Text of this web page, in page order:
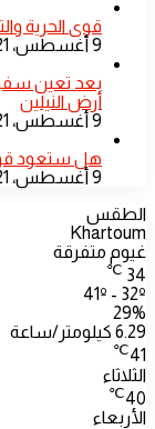
قوى الحرية
9 أغسطس، 2021
بعد تعين
أرض النيلين
9 أغسطس، 2021
هل ستعود قوى
9 أغسطس، 2021
الطقس
Khartoum
غيوم متفرقة
34
℃
41º - 32º
29%
6.29 كيلومتر/ساعة
41
℃
الثلاثاء
40
℃
الأربعاء